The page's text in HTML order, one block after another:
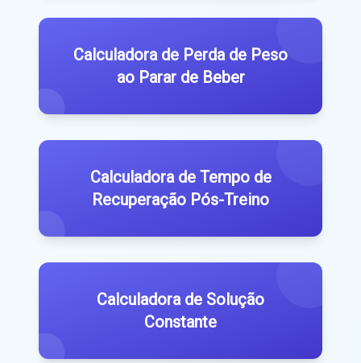
Calculadora de Perda de Peso
ao Parar de Beber
Calculadora de Tempo de
Recuperação Pós-Treino
Calculadora de Solução
Constante